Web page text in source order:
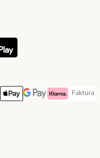
MethodMethod
Apple Pay Payment Method
Googple Pay Payment
Klarna Payment
Faktura
Faktura